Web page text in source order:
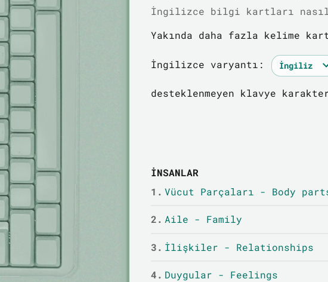
İngilizce bilgi kartları
Yakında daha fazla kelime
İngilizce varyantı:
desteklenmeyen klavye
İNSANLAR
1. Vücut Parçaları - Body
2. Aile - Family
3. İlişkiler - Relationships
4. Duygular - Feelings